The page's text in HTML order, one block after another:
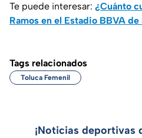
Te puede interesar: ¿Cuánto
Ramos en el Estadio BBVA
Tags relacionados
Toluca Femenil
¡Noticias deportivas